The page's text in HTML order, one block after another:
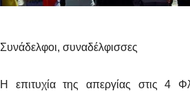
Συνάδελφοι, συναδέλφισσες
Η επιτυχία της απεργίας στις 4